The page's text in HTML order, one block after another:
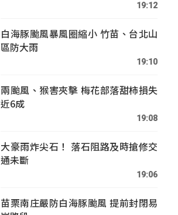
19:12
白海豚颱風暴風圈縮小 竹苗、台北山
區防大雨
19:10
兩颱風、猴害夾擊 梅花部落甜柿損失
近6成
19:08
大豪雨炸尖石！ 落石阻路及時搶修交
通未斷
19:06
苗栗南庄嚴防白海豚颱風 提前封閉易